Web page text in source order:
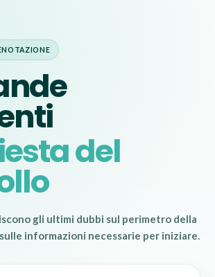
del
gli ultimi dubbi sul perimetro della
informazioni necessarie per iniziare.